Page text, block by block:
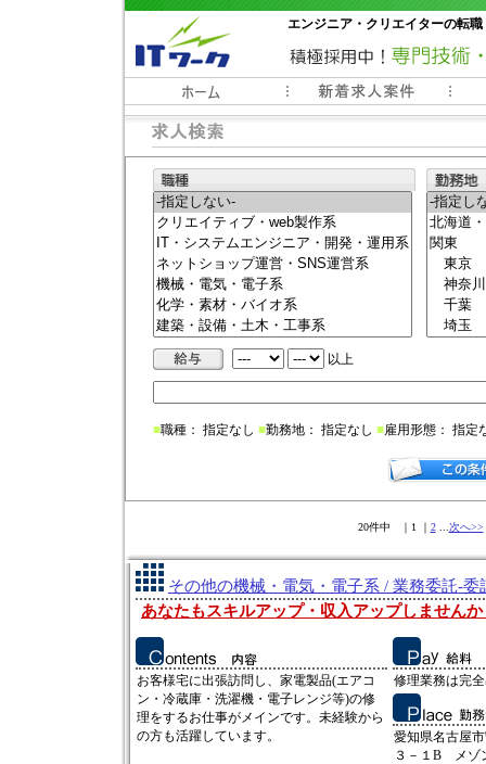
エンジニア・クリエイターの転
常時3000件以上の求人情報掲載中
以上
■職種： 指定なし ■勤務地： 指定なし ■雇用形態： 指定
20件中 ｜1 ｜ 2... 次へ>>
その他の機械・電気・電子系 / 業務委託-委
あなたもスキルアップ・収入アップしませんか
お客様宅に出張訪問し、家電製品(エアコ
ン・冷蔵庫・洗濯機・電子レンジ等)の修
理をするお仕事がメインです。未経験から
の方も活躍しています。
修理業務は完
愛知県名古屋
３－１B メゾ